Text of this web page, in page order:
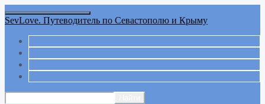
SevLove. Путеводитель по Севастополю и Крыму